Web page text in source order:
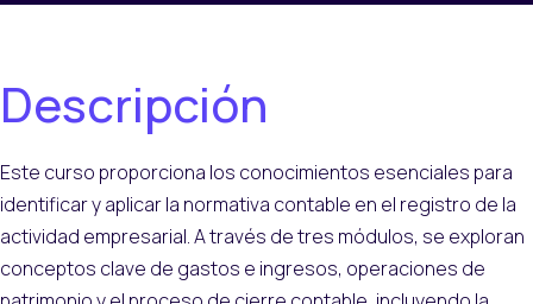
Descripción
Este curso proporciona los conocimientos esenciales para
identificar y aplicar la normativa contable en el registro de la
actividad empresarial. A través de tres módulos, se exploran
conceptos clave de gastos e ingresos, operaciones de